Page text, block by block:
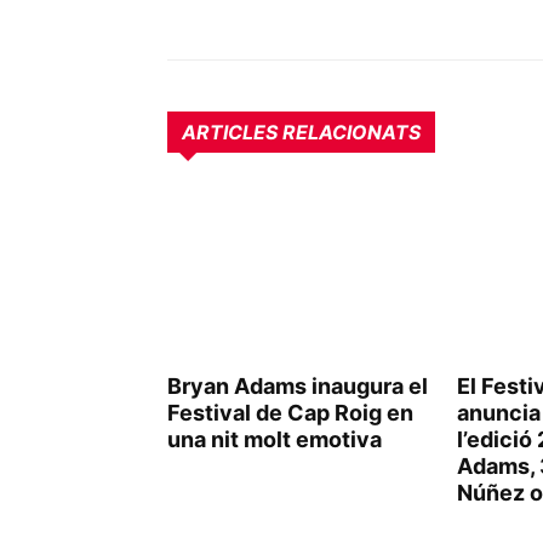
ARTICLES RELACIONATS
Bryan Adams inaugura el
Festival de Cap Roig en
una nit molt emotiva
El
l’edició
Adams,
Núñez